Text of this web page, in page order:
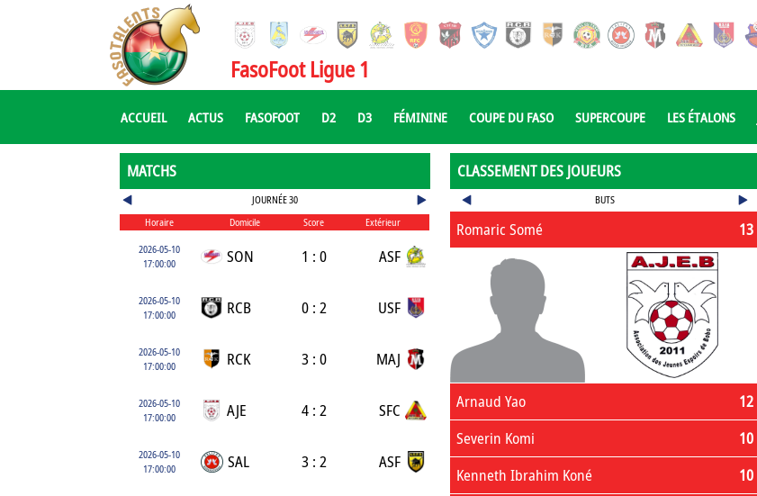
FasoFoot Ligue 1
ACCUEIL ACTUS FASOFOOT D2 D3 FÉMININE COUPE DU FASO SUPERCOUPE LES ÉTALONS
MATCHS
JOURNÉE 30
Horaire
Domicile Score
Extérieur
2026-05-10
17:00:00
SON 1 : 0 ASF
2026-05-10
17:00:00
RCB 0 : 2 USF
2026-05-10
17:00:00
RCK 3 : 0 MAJ
2026-05-10
17:00:00
AJE 4 : 2 SFC
2026-05-10
17:00:00
SAL 3 : 2 ASF
CLASSEMENT DES JOUEURS
BUTS
13
Romaric Somé
12
Arnaud Yao
10
Severin Komi
10
Kenneth Ibrahim Koné